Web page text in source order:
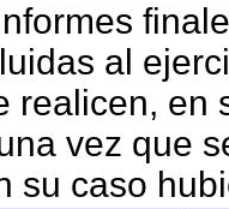
al
realicen, en
vez que
su caso